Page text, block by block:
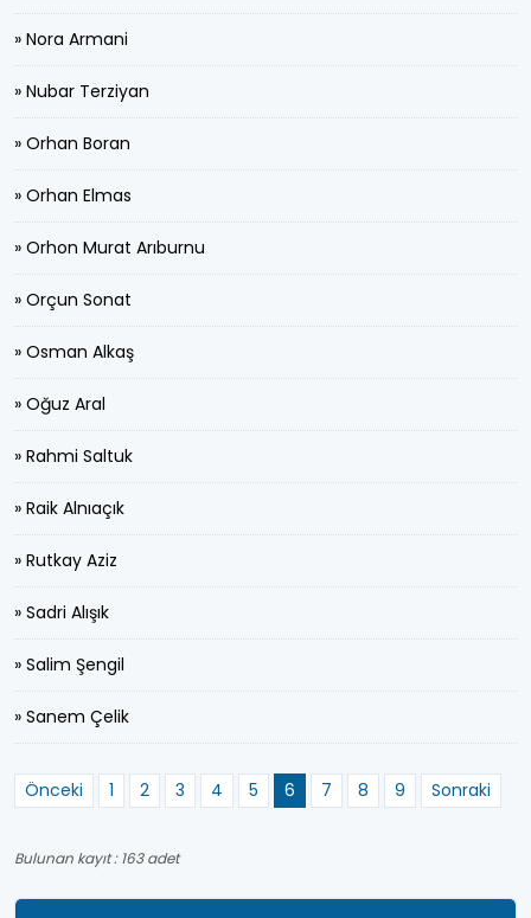
» Nora Armani
» Nubar Terziyan
» Orhan Boran
» Orhan Elmas
» Orhon Murat Arıburnu
» Orçun Sonat
» Osman Alkaş
» Oğuz Aral
» Rahmi Saltuk
» Raik Alnıaçık
» Rutkay Aziz
» Sadri Alışık
» Salim Şengil
» Sanem Çelik
Önceki 1 2 3 4 5 6 7 8 9 Sonraki
Bulunan kayıt : 163 adet